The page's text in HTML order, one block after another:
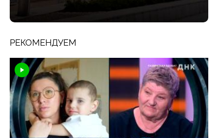
РЕКОМЕНДУЕМ